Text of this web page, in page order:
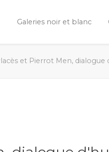
Galeries noir et blanc
et Pierrot Men, dialogue